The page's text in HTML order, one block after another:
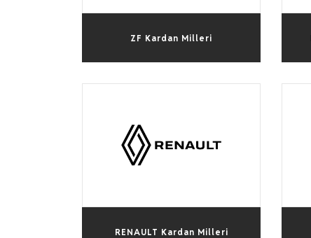
İletişim
+90 332 236 01 80
ZF Kardan Milleri
RENAULT Kardan Milleri